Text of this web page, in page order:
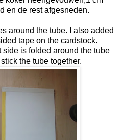
en de rest afgesneden.
around the tube. I also added
tape on the cardstock.
is folded around the tube
the tube together.